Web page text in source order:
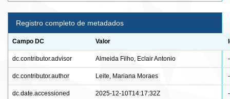
Registro completo de metadados
Campo DC Valor
dc.contributor.advisor Almeida Filho, Eclair Antonio -
dc.contributor.author Leite, Mariana Moraes -
dc.date.accessioned 2025-12-10T14:17:32Z -